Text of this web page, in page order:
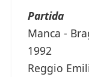
Partida
Manca -
1992
Reggio